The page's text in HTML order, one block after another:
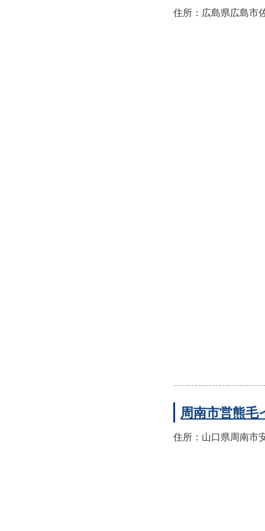
住所：広島県広島市
周南市営熊毛
住所：山口県周南市